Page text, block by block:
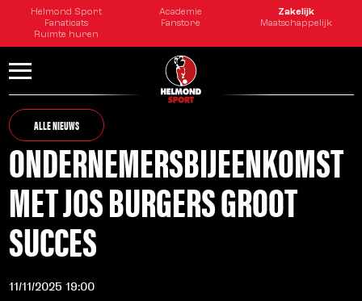
Helmond Sport Academie
Zakelijk
Fanaticats
Fanstore
Maatschappelijk
Ruimte huren
ALLE NIEUWS
ONDERNEMERSBIJEENKOMST
MET JOS BURGERS GROOT
SUCCES
11/11/2025 19:00